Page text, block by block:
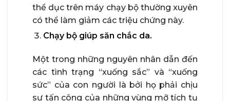
thể dục trên máy chạy bộ thường xuyên
có thể làm giảm các triệu chứng này.
Chạy bộ giúp săn chắc da.
Một trong những nguyên nhân dẫn đến
các tình trạng “xuống sắc” và “xuống
sức” của con người là bởi họ phải chịu
sự tấn công của những vùng mỡ tích tụ